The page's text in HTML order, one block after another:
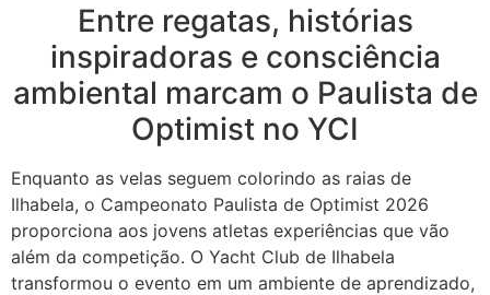
Entre regatas, histórias
inspiradoras e consciência
ambiental marcam o Paulista de
Optimist no YCI
Enquanto as velas seguem colorindo as raias de
Ilhabela, o Campeonato Paulista de Optimist 2026
proporciona aos jovens atletas experiências que vão
além da competição. O Yacht Club de Ilhabela
transformou o evento em um ambiente de aprendizado,